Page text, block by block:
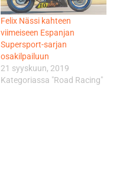
Felix Nässi kahteen
viimeiseen Espanjan
Supersport-sarjan
osakilpailuun
21 syyskuun, 2019
Kategoriassa "Road Racing"